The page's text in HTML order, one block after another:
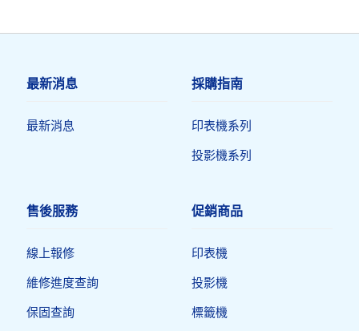
最新消息
最新消息
採購指南
印表機系列
投影機系列
售後服務
線上報修
維修進度查詢
保固查詢
促銷商品
印表機​
投影機
標籤機